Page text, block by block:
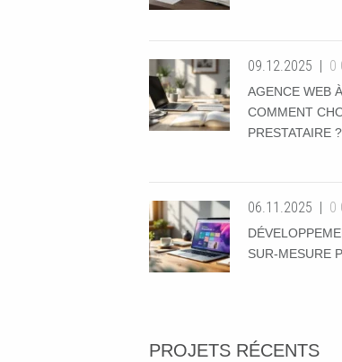
09.12.2025 0
AGENCE WEB
COMMENT
PRESTATAIRE ?
06.11.2025 0
SUR-MESURE
PROJETS RÉCENTS